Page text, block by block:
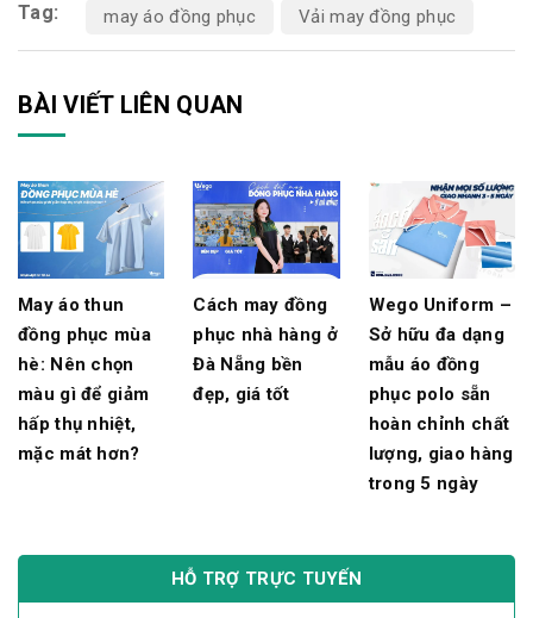
Tag: may áo đồng phục Vải may đồng phục
BÀI VIẾT LIÊN QUAN
May áo thun
đồng phục mùa
hè: Nên chọn
màu gì để giảm
hấp thụ nhiệt,
mặc mát hơn?
Cách may đồng
phục nhà hàng ở
Đà Nẵng bền
đẹp, giá tốt
Wego Uniform –
Sở hữu đa dạng
mẫu áo đồng
phục polo sẵn
hoàn chỉnh chất
lượng, giao hàng
trong 5 ngày
HỖ TRỢ TRỰC TUYẾN